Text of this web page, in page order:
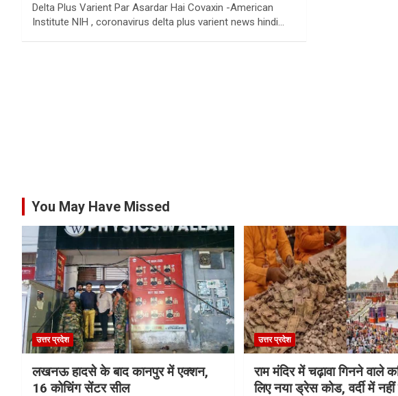
Delta Plus Varient Par Asardar Hai Covaxin -American
Institute NIH , coronavirus delta plus varient news hindi…
You May Have Missed
उत्तर प्रदेश
लखनऊ हादसे के बाद कानपुर में एक्शन,
16 कोचिंग सेंटर सील
उत्तर प्रदेश
राम मंदिर में चढ़ावा गिनने वाले
लिए नया ड्रेस कोड, वर्दी में नहीं